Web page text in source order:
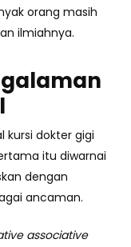
orang masih
ilmiahnya.
kursi dokter gigi
itu diwarnai
dengan
ancaman.
associative